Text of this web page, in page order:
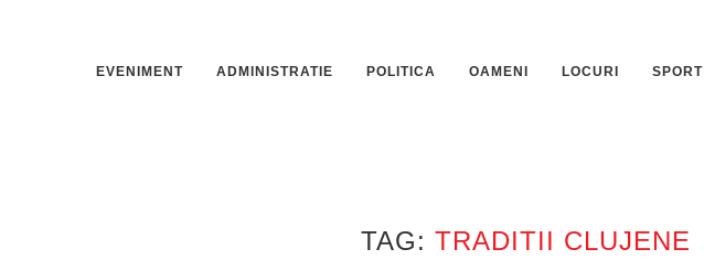
EVENIMENT ADMINISTRATIE POLITICA OAMENI LOCURI SPORT
TAG:TRADITII CLUJENE